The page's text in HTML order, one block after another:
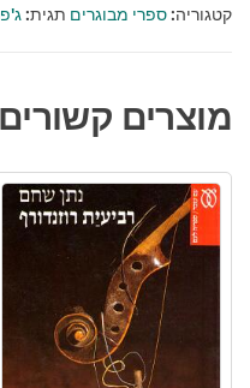
קטגוריה:ספרי מבוגרים תגית:
מוצרים קשורים